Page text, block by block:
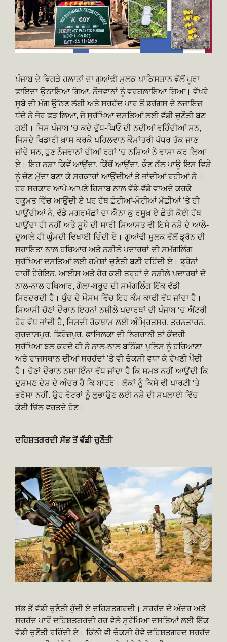
ਪੰਜਾਬ ਦੇ ਵਿਗੜੇ ਹਲਾਤਾਂ ਦਾ ਗੁਆਂਢੀ ਮੁਲਕ ਪਾਕਿਸਤਾਨ ਵੱਲੋਂ ਪੂਰਾ
ਫਾਇਦਾ ਉਠਾਇਆ ਗਿਆ, ਨੌਜਵਾਨਾਂ ਨੂੰ ਵਰਗਲਾਇਆ ਗਿਆ। ਵੱਖਰੇ
ਸੂਬੇ ਦੀ ਮੰਗ ਉੱਠਣ ਲੱਗੀ ਅਤੇ ਸਰਹੱਦ ਪਾਰ ਤੋਂ ਡਰੱਗਸ ਦੇ ਨਜਾਇਜ਼
ਧੰਦੇ ਨੇ ਜੋਰ ਫੜ ਲਿਆ, ਜੋ ਸੁਰੱਖਿਆ ਦਸਤਿਆਂ ਲਈ ਵੱਡੀ ਚੁਣੌਤੀ ਬਣ
ਗਈ। ਜਿਸ ਪੰਜਾਬ ‘ਚ ਕਦੇ ਦੁੱਧ-ਘਿਓ ਦੀ ਨਦੀਆਂ ਵਹਿੰਦੀਆਂ ਸਨ,
ਜਿਸਦੇ ਖਿਡਾਰੀ ਖ਼ਾਸ ਕਰਕੇ ਪਹਿਲਵਾਨ ਕੌਮਾਂਤਰੀ ਪੱਧਰ ਤੱਕ ਜਾਣ
ਜਾਂਦੇ ਸਨ, ਹੁਣ ਨੌਜਵਾਨਾਂ ਦੀਆਂ ਰਗਾਂ ‘ਚ ਨਸ਼ਿਆਂ ਨੇ ਵਾਸਾ ਕਰ ਲਿਆ
ਏ। ਇਹ ਨਸ਼ਾ ਕਿਵੇਂ ਆਉਂਦਾ, ਕਿੱਥੋਂ ਆਉਂਦਾ, ਕੌਣ ਠੱਲ ਪਾਊ ਇਸ ਵਿਸ਼ੇ
ਨੂੰ ਚੋਣ ਮੁੱਦਾ ਬਣਾ ਕੇ ਸਰਕਾਰਾਂ ਆਉਂਦੀਆਂ ਤੇ ਜਾਂਦੀਆਂ ਰਹੀਆਂ ਨੇ ।
ਹਰ ਸਰਕਾਰ ਆਪੋ-ਆਪਣੇ ਹਿਸਾਬ ਨਾਲ ਵੱਡੇ-ਵੱਡੇ ਵਾਅਦੇ ਕਰਕੇ
ਹਕੂਮਤ ਵਿੱਚ ਆਉਂਦੀ ਏ ਪਰ ਹੱਥ ਛੋਟੀਆਂ-ਮੋਟੀਆਂ ਮੱਛੀਆਂ ‘ਤੇ ਹੀ
ਪਾਉਂਦੀਆਂ ਨੇ, ਵੱਡੇ ਮਗਰਮੱਛਾਂ ਦਾ ਐਨਾ ਕੁ ਰਸੂਖ਼ ਏ ਛੇਤੀ ਕੋਈ ਹੱਥ
ਪਾਉਂਦਾ ਹੀ ਨਹੀਂ ਅਤੇ ਸੂਬੇ ਦੀ ਸਾਰੀ ਸਿਆਸਤ ਵੀ ਇਸੇ ਨਸ਼ੇ ਦੇ ਆਲੇ-
ਦੁਆਲੇ ਹੀ ਘੁੰਮਦੀ ਵਿਖਾਈ ਦਿੰਦੀ ਏ। ਗੁਆਂਢੀ ਮੁਲਕ ਵੱਲੋਂ ਡ੍ਰੋਨ ਦੀ
ਸਹਾਇਤਾ ਨਾਲ ਹਥਿਆਰ ਅਤੇ ਨਸ਼ੀਲੇ ਪਦਾਰਥਾਂ ਦੀ ਸਮੱਗਲਿੰਗ
ਸੁਰੱਖਿਆ ਦਸਤਿਆਂ ਲਈ ਹਮੇਸ਼ਾਂ ਚੁਣੌਤੀ ਬਣੀ ਰਹਿੰਦੀ ਏ। ਡ੍ਰੋਨਾਂ
ਰਾਹੀਂ ਹੈਰੋਇਨ, ਆਈਸ ਅਤੇ ਹੋਰ ਕਈ ਤਰ੍ਹਾਂ ਦੇ ਨਸ਼ੀਲੇ ਪਦਾਰਥਾਂ ਦੇ
ਨਾਲ-ਨਾਲ ਹਥਿਆਰ, ਗੋਲਾ-ਬਰੂਦ ਦੀ ਸਮੱਗਲਿੰਗ ਇੱਕ ਵੱਡੀ
ਸਿਰਦਰਦੀ ਹੈ। ਧੁੰਦ ਦੇ ਮੌਸਮ ਵਿੱਚ ਇਹ ਕੰਮ ਕਾਫੀ ਵੱਧ ਜਾਂਦਾ ਹੈ।
ਸਿਆਸੀ ਚੋਣਾਂ ਦੌਰਾਨ ਇਹਨਾਂ ਨਸ਼ੀਲੇ ਪਦਾਰਥਾਂ ਦੀ ਪੰਜਾਬ ‘ਚ ਐਂਟਰੀ
ਹੋਰ ਵੱਧ ਜਾਂਦੀ ਹੈ, ਜਿਸਦੀ ਰੋਕਥਾਮ ਲਈ ਅੰਮ੍ਰਿਤਸਰ, ਤਰਨਤਾਰਨ,
ਗੁਰਦਾਸਪੁਰ, ਫਿਰੋਜ਼ਪੁਰ, ਫਾਜਿਲਕਾ ਦੀ ਨਿਗਰਾਨੀ ਤਾਂ ਕੇਂਦਰੀ
ਸੁਰੱਖਿਆ ਬਲ ਕਰਦੇ ਹੀ ਨੇ ਨਾਲ-ਨਾਲ ਬਠਿੰਡਾ ਪੁਲਿਸ ਨੂੰ ਹਰਿਆਣਾ
ਅਤੇ ਰਾਜਸਥਾਨ ਦੀਆਂ ਸਰਹੱਦਾਂ ‘ਤੇ ਵੀ ਚੌਕਸੀ ਵਧਾ ਕੇ ਰੱਖਣੀ ਪੈਂਦੀ
ਹੈ। ਚੋਣਾਂ ਦੌਰਾਨ ਨਸ਼ਾ ਇੰਨਾ ਵੱਧ ਜਾਂਦਾ ਹੈ ਕਿ ਸਮਝ ਨਹੀਂ ਆਉਂਦੀ ਕਿ
ਦੁਸ਼ਮਣ ਦੇਸ਼ ਦੇ ਅੰਦਰ ਹੈ ਕਿ ਬਾਹਰ। ਲੋਕਾਂ ਨੂੰ ਕਿਸੇ ਵੀ ਪਾਰਟੀ ‘ਤੇ
ਭਰੋਸਾ ਨਹੀਂ. ਉਹ ਵੋਟਰਾਂ ਨੂੰ ਲੁਭਾਉਣ ਲਈ ਨਸ਼ੇ ਦੀ ਸਪਲਾਈ ਵਿੱਚ
ਕੋਈ ਢਿੱਲ ਵਰਤਦੇ ਹੋਣ।
ਦਹਿਸ਼ਤਗਰਦੀ ਸੱਭ ਤੋਂ ਵੱਡੀ ਚੁਣੌਤੀ
ਸੱਭ ਤੋਂ ਵੱਡੀ ਚੁਣੌਤੀ ਹੁੰਦੀ ਏ ਦਹਿਸ਼ਤਗਰਦੀ। ਸਰਹੱਦ ਦੇ ਅੰਦਰ ਅਤੇ
ਸਰਹੱਦ ਪਾਰੋਂ ਦਹਿਸ਼ਤਗਰਦੀ ਹਰ ਵੇਲੇ ਸੁਰੱਖਿਆ ਦਸਤਿਆਂ ਲਈ ਇੱਕ
ਵੱਡੀ ਚੁਣੌਤੀ ਰਹਿੰਦੀ ਏ। ਕਿੰਨੀ ਵੀ ਚੌਕਸੀ ਹੋਵੇ ਦਹਿਸ਼ਤਗਰਦ ਸਰਹੱਦ